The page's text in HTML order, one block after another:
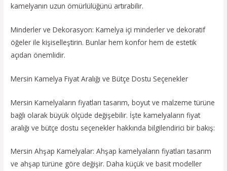
kamelyanın uzun ömürlülüğünü artırabilir.
Minderler ve Dekorasyon: Kamelya içi minderler ve dekoratif
öğeler ile kişiselleştirin. Bunlar hem konfor hem de estetik
açıdan önemlidir.
Mersin Kamelya Fiyat Aralığı ve Bütçe Dostu Seçenekler
Mersin Kamelyaların fiyatları tasarım, boyut ve malzeme türüne
bağlı olarak büyük ölçüde değişebilir. İşte kamelyaların fiyat
aralığı ve bütçe dostu seçenekler hakkında bilgilendirici bir bakış:
Mersin Ahşap Kamelyalar: Ahşap kamelyaların fiyatları tasarım
ve ahşap türüne göre değişir. Daha küçük ve basit modeller